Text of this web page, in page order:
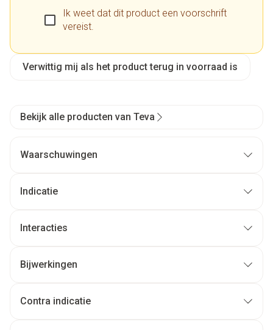
Ik weet dat dit product een voorschrift
vereist.
Verwittig mij als het product terug in voorraad is
Bekijk alle producten van Teva
Waarschuwingen
Indicatie
Interacties
Bijwerkingen
Contra indicatie